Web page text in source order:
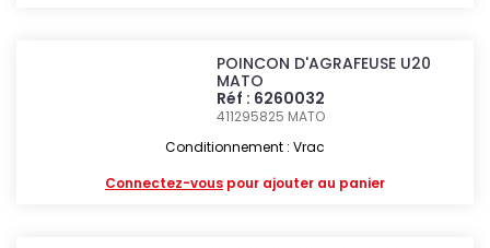
POINCON D'AGRAFEUSE U20
MATO
Réf : 6260032
411295825 MATO
Conditionnement : Vrac
Connectez-vous pour ajouter au panier